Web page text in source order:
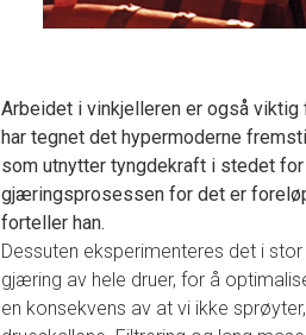
Arbeidet i vinkjelleren er også
har tegnet det hypermoderne
som utnytter tyngdekraft i stedet
gjæringsprosessen for det er
forteller han.
Dessuten eksperimenteres det i
gjæring av hele druer, for å
en konsekvens av at vi ikke